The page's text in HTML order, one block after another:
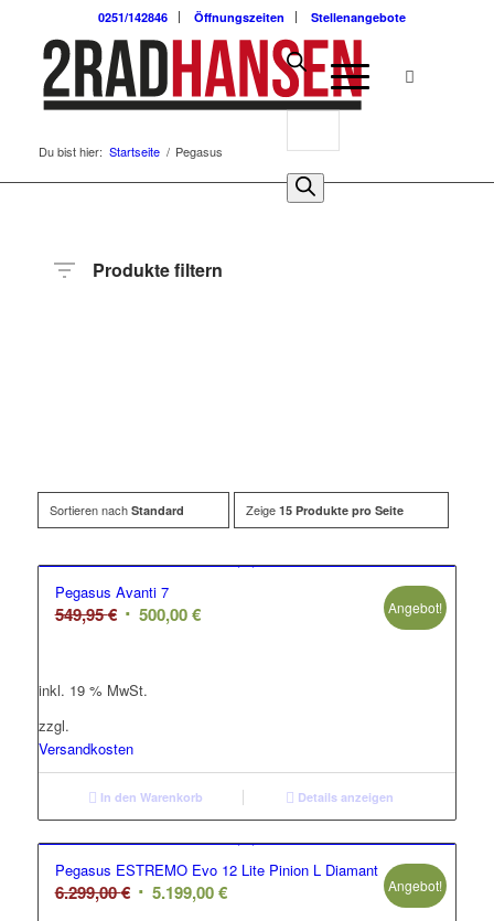
0251/142846 Öffnungszeiten Stellenangebote
Du bist hier: Startseite / Pegasus
Produkte filtern
Sortieren nach Standard Zeige 15 Produkte pro Seite
Pegasus Avanti 7
549,95€ Ursprünglicher
549,95 €
500,00€Aktueller
Angebot!
inkl. 19 % MwSt.
zzgl.
Versandkosten
In den Warenkorb Details anzeigen
Pegasus ESTREMO Evo 12 Lite Pinion L Diamant
6.299,00€ Ursprünglicher
5.199,00€Aktueller
Angebot!